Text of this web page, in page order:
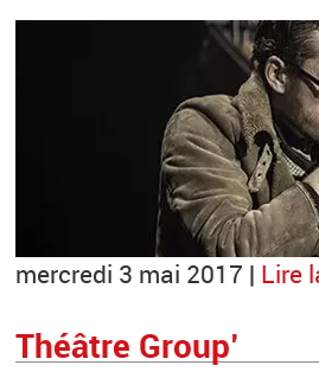
mercredi 3 mai 2017 | Lire
Théâtre Group’